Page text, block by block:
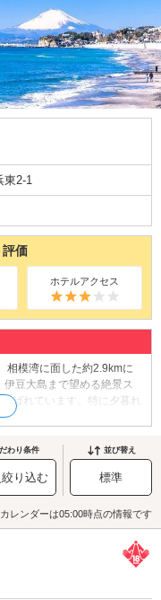
東2-1
評価
ホテルアクセス
相模湾に面した約2.9kmに
豆大島まで望める絶景ス
ばれています。特に夕暮れ
ロマンチックな雰囲気を
マリンスポーツの拠点とし
も人気があり、多くの観
ブホテルからもアクセスが
わり条件
絞り込む
並び替え
標準
レンダーは05:00時点の情報です